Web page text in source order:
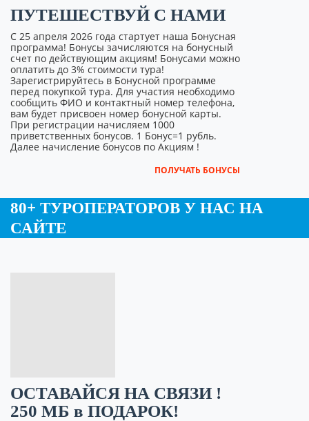
ПУТЕШЕСТВУЙ С НАМИ
С 25 апреля 2026 года стартует наша Бонусная
программа! Бонусы зачисляются на бонусный
счет по действующим акциям! Бонусами можно
оплатить до 3% стоимости тура!
Зарегистрируйтесь в Бонусной программе
перед покупкой тура. Для участия необходимо
сообщить ФИО и контактный номер телефона,
вам будет присвоен номер бонусной карты.
При регистрации начисляем 1000
приветственных бонусов. 1 Бонус=1 рубль.
Далее начисление бонусов по Акциям !
ПОЛУЧАТЬ БОНУСЫ
80+ ТУРОПЕРАТОРОВ У НАС НА
САЙТЕ
ОСТАВАЙСЯ НА СВЯЗИ !
250 МБ в ПОДАРОК!